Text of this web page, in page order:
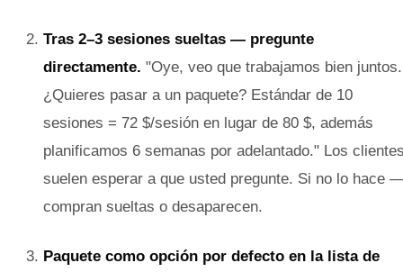
Tras 2–3 sesiones sueltas — pregunte
directamente. "Oye, veo que trabajamos bien juntos.
¿Quieres pasar a un paquete? Estándar de 10
sesiones = 72 $/sesión en lugar de 80 $, además
planificamos 6 semanas por adelantado." Los
suelen esperar a que usted pregunte. Si no lo hace
compran sueltas o desaparecen.
Paquete como opción por defecto en la lista de